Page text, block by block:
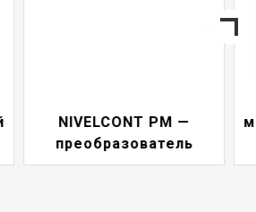
—
переключатель